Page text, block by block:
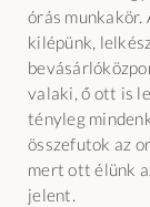
órás munkakör.
kilépünk,
valaki, ő ott is
tényleg
összefutok az
mert ott élünk
jelent.